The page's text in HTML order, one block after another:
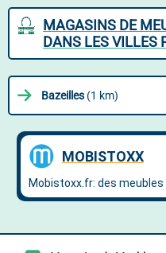
MAGASINS DE
DANS LES VILLES
Bazeilles (1 km)